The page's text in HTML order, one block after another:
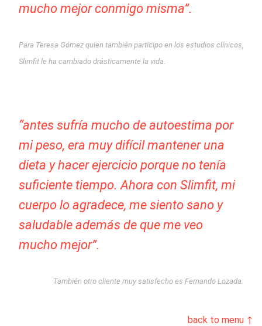
mucho mejor conmigo misma”.
Para Teresa Gómez quien también participo en los estudios clínicos,
Slimfit le ha cambiado drásticamente la vida.
“antes sufría mucho de autoestima por
mi peso, era muy difícil mantener una
dieta y hacer ejercicio porque no tenía
suficiente tiempo. Ahora con Slimfit, mi
cuerpo lo agradece, me siento sano y
saludable además de que me veo
mucho mejor”.
También otro cliente muy satisfecho es Fernando Lozada:
back to menu ↑